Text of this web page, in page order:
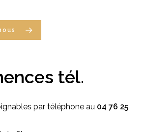
tél.
par téléphone au 04 76 25